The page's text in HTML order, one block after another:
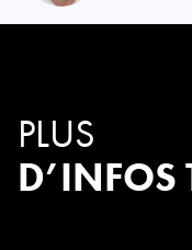
PLUS
D’INFOS